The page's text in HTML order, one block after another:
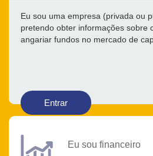
Eu sou uma empresa (privada ou
pretendo obter informações sobre
angariar fundos no mercado de
Entrar
Eu sou financeiro